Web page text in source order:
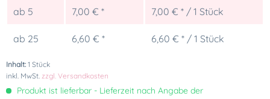
ab 5 7,00 € * 7,00 € * / 1 Stück
ab 25 6,60 € * 6,60 € * / 1 Stück
Inhalt: 1 Stück
inkl. MwSt. zzgl. Versandkosten
Produkt ist lieferbar - Lieferzeit nach Angabe der